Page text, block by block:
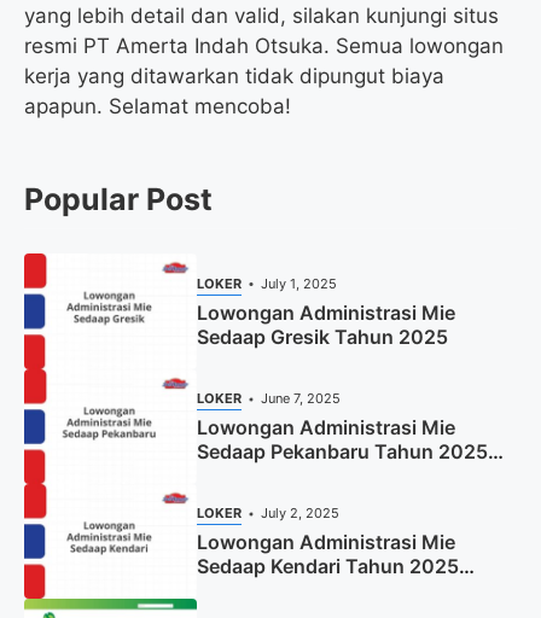
yang lebih detail dan valid, silakan kunjungi situs
resmi PT Amerta Indah Otsuka. Semua lowongan
kerja yang ditawarkan tidak dipungut biaya
apapun. Selamat mencoba!
Popular Post
LOKER July 1, 2025
Lowongan Administrasi Mie
Sedaap Gresik Tahun 2025
LOKER June 7, 2025
Lowongan Administrasi Mie
Sedaap Pekanbaru Tahun 2025
LOKER July 2, 2025
Lowongan Administrasi Mie
Sedaap Kendari Tahun 2025